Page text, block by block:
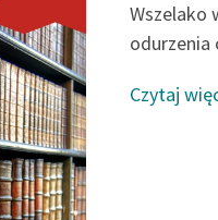
Wszelako
odurzenia
Czytaj